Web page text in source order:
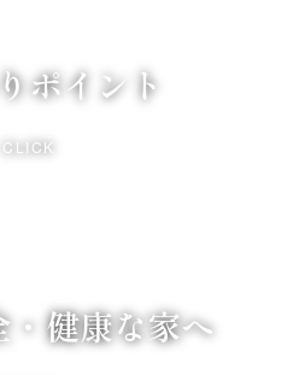
ポイント
CLICK
健康な家へ